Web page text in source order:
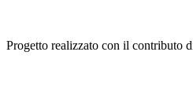
Progetto realizzato con il contributo